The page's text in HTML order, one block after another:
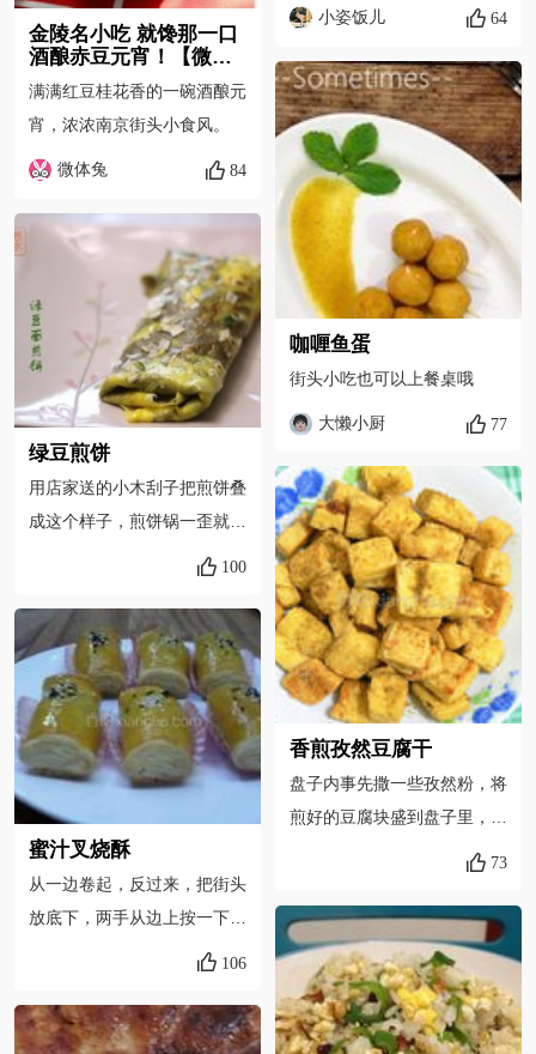
金陵名小吃 就馋那一口
酒酿赤豆元宵！【微体
兔菜谱】
满满红豆桂花香的一碗酒酿元
宵，浓浓南京街头小食风。
微体兔 84
绿豆煎饼
用店家送的小木刮子把煎饼叠
成这个样子，煎饼锅一歪就可
以放到盘子里享用这街头美味
100
蜜汁叉烧酥
从一边卷起，反过来，把街头
放底下，两手从边上按一下，
106
吃，就倒进碗里了
小姿饭儿 64
咖喱鱼蛋
街头小吃也可以上餐桌哦
大懒小厨 77
香煎孜然豆腐干
盘子内事先撒一些孜然粉，将
煎好的豆腐块盛到盘子里，趁
热在表面再撒入孜然粉及椒
椒粉，拌匀即可。也可以弄些
口味甜咸的酱料汁淋在上面，
更具街头小吃的风味。
73